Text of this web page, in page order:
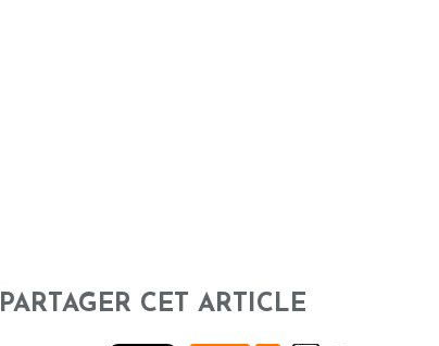
PARTAGER CET ARTICLE